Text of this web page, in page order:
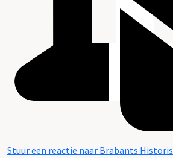
Stuur een reactie naar Brabants